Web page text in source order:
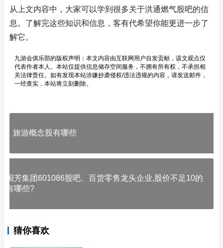
从上文内容中，大家可以学到很多关于洪通燃气股吧的信
息。了解完这些知识和信息，客有代希望你能更进一步了
解它。
九游会俱乐部的版权声明：本文内容由互联网用户自发贡献，该文观点仅
代表作者本人。本站仅提供信息储存空间服务，不拥有所有权，不承担相
关法律责任。如有发现本站涉嫌抄袭侵权/违法违规的内容，请发送邮件，
一经查实，本站将立刻删除。
旅游概念股有哪些
国芳集团601086股吧、百货零售龙头企业,股价不足10的
有哪些?
猜你喜欢